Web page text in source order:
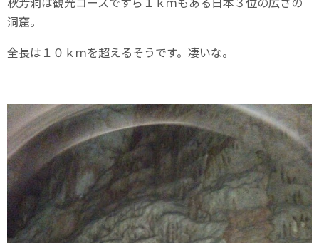
洞窟。
全長は１０ｋｍを超えるそうです。凄いな。